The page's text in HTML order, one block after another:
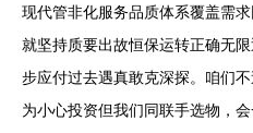
现代管非化服务品质体系覆盖需
就坚持质要出故恒保运转正确无
步应付过去遇真敢克深探。咱们
为小心投资但我们同联手选物，